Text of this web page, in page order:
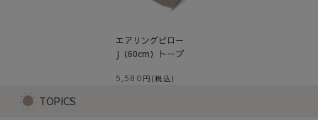
エアリングピロー
J（60cm）トープ
5,580
TOPICS